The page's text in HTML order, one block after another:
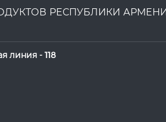
РЕСПУБЛИКИ
линия - 118